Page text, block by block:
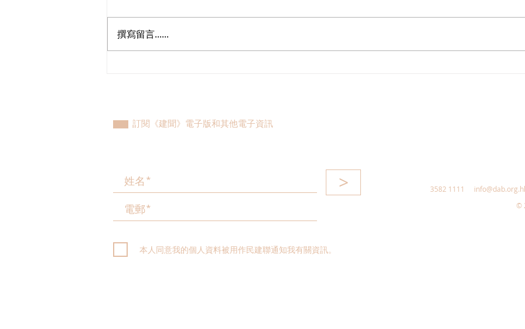
撰寫留言......
訂閱《建聞》電子版和其他電子資訊
>
本人同意我的個人資料被用作民建聯通知我有關資訊。
3582 1111
©